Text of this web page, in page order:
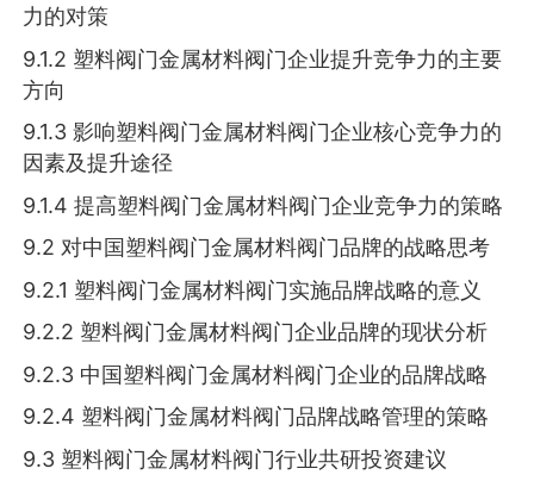
力的对策
9.1.2 塑料阀门金属材料阀门企业提升竞争力的主要
方向
9.1.3 影响塑料阀门金属材料阀门企业核心竞争力的
因素及提升途径
9.1.4 提高塑料阀门金属材料阀门企业竞争力的策略
9.2 对中国塑料阀门金属材料阀门品牌的战略思考
9.2.1 塑料阀门金属材料阀门实施品牌战略的意义
9.2.2 塑料阀门金属材料阀门企业品牌的现状分析
9.2.3 中国塑料阀门金属材料阀门企业的品牌战略
9.2.4 塑料阀门金属材料阀门品牌战略管理的策略
9.3 塑料阀门金属材料阀门行业共研投资建议